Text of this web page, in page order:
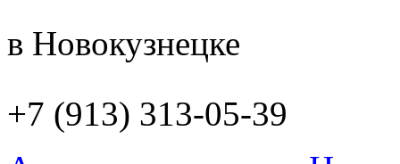
в Новокузнецке
+7 (913) 313-05-39